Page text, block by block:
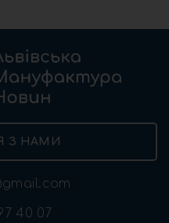
З НАМИ
40 07